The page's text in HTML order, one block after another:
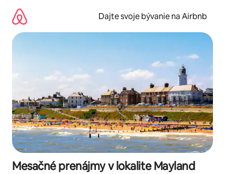
obsah.
Dajte svoje bývanie na Airbnb
Mesačné prenájmy v lokalite Mayland